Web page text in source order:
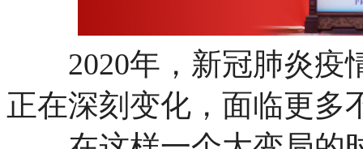
2020年，新冠肺炎疫
正在深刻变化，面临更多